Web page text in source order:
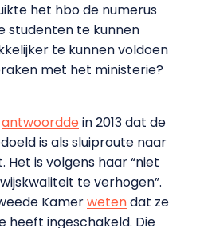
het hbo de numerus
studenten te kunnen
te kunnen voldoen
met het ministerie?
antwoorddein 2013 dat de
is als sluiproute naar
is volgens haar “niet
te verhogen”.
Kamerwetendat ze
heeft ingeschakeld. Die